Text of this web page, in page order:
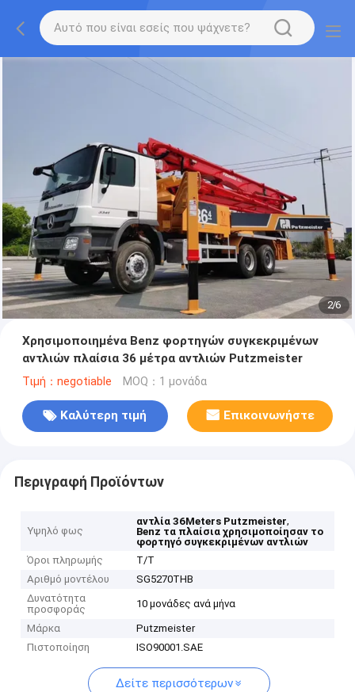
2/6
Χρησιμοποιημένα Benz φορτηγών συγκεκριμένων
αντλιών πλαίσια 36 μέτρα αντλιών Putzmeister
Τιμή：negotiable MOQ：1 μονάδα
Καλύτερη τιμή Επικοινωνήστε
Περιγραφή Προϊόντων
Υψηλό φως
αντλία 36Meters Putzmeister,
Benz τα πλαίσια χρησιμοποίησαν το
φορτηγό συγκεκριμένων αντλιών
Όροι πληρωμής
T/T
Αριθμό μοντέλου
SG5270THB
Δυνατότητα
προσφοράς
10 μονάδες ανά μήνα
Μάρκα
Putzmeister
Πιστοποίηση
ISO90001.SAE
Δείτε περισσότερων